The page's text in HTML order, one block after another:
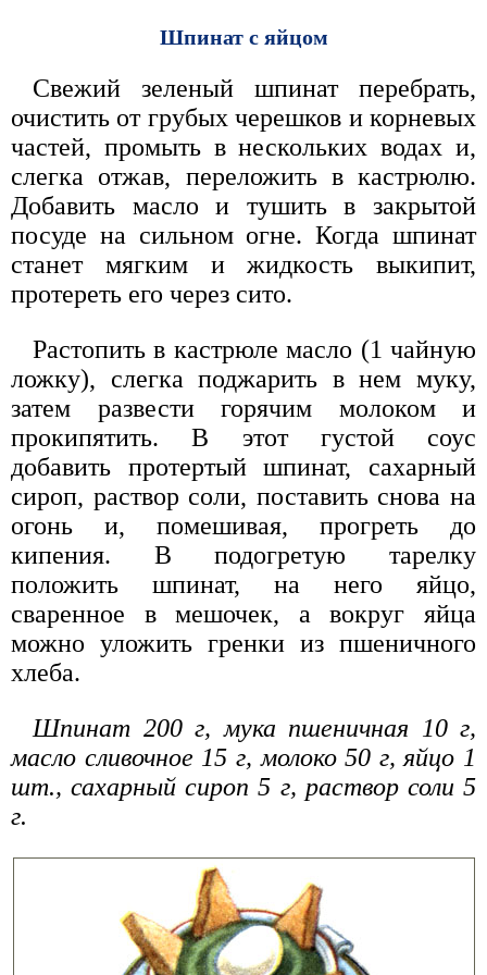
Шпинат с яйцом
Свежий зеленый шпинат перебрать,
очистить от грубых черешков и корневых
частей, промыть в нескольких водах и,
слегка отжав, переложить в кастрюлю.
Добавить масло и тушить в закрытой
посуде на сильном огне. Когда шпинат
станет мягким и жидкость выкипит,
протереть его через сито.
Растопить в кастрюле масло (1 чайную
ложку), слегка поджарить в нем муку,
затем развести горячим молоком и
прокипятить. В этот густой соус
добавить протертый шпинат, сахарный
сироп, раствор соли, поставить снова на
огонь и, помешивая, прогреть до
кипения. В подогретую тарелку
положить шпинат, на него яйцо,
сваренное в мешочек, а вокруг яйца
можно уложить гренки из пшеничного
хлеба.
Шпинат 200 г, мука пшеничная 10 г,
масло сливочное 15 г, молоко 50 г, яйцо 1
шт., сахарный сироп 5 г, раствор соли 5
г.